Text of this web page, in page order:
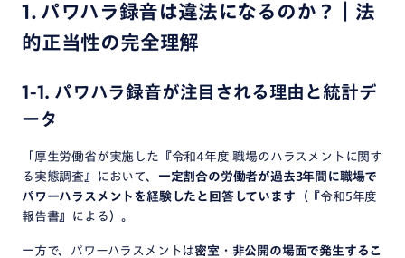
1. パワハラ録音は違法になるのか？｜法
的正当性の完全理解
1-1. パワハラ録音が注目される理由と統計デ
ータ
「厚生労働省が実施した『令和4年度 職場のハラスメントに関す
る実態調査』において、 一定割合の労働者が過去3年間に職場で
パワーハラスメントを経験したと回答しています （『令和5年度
報告書』による）。
一方で、パワーハラスメントは密室・非公開の場面で発生するこ